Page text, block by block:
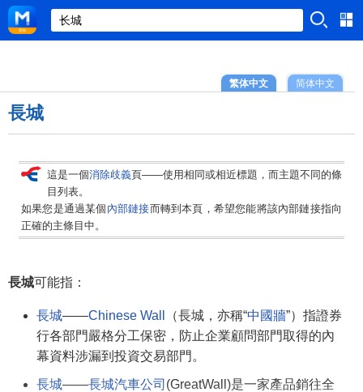
简体中文
繁体中文
長城
這是一個消除歧義頁——使用相同或相近標題，而主題不同的條
目列表。
如果您是通過某個 內部鏈接而轉到本頁，希望您能將該內部鏈接指向
正確的主條目中。
長城可能指：
長城——Chinese Wall （長城，亦稱“中國牆”）指證券
行各部門嚴格分工保密，防止企業顧問部門取得的內
幕資料涉漏到投資交易部門。
長城——長城汽車公司 (GreatWall)是一家產品銷往全